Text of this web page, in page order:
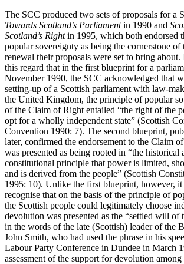
The SCC produced two sets of proposals for a
Towards Scotland’s Parliamentin 1990 and
Scotland’s Rightin 1995, which both endorsed
popular sovereignty as being the cornerstone of
renewal their proposals were set to bring
this regard that in the first blueprint for a
November 1990, the SCC acknowledged that
setting-up of a Scottish parliament with law-
the United Kingdom, the principle of popular
of the Claim of Right entailed “the right of the
opt for a wholly independent state” (Scottish
Convention 1990: 7). The second blueprint,
later, confirmed the endorsement to the Claim
was presented as being rooted in “the historical
constitutional principle that power is limited,
and is derived from the people” (Scottish
1995: 10). Unlike the first blueprint, however,
recognise that on the basis of the principle of
the Scottish people could legitimately choose
devolution was presented as the “settled will of
in the words of the late (Scottish) leader of the
John Smith, who had used the phrase in his
Labour Party Conference in Dundee in March
assessment of the support for devolution